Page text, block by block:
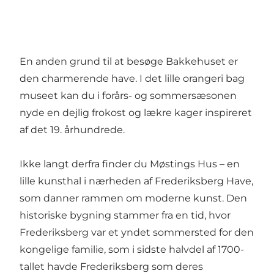
En anden grund til at besøge Bakkehuset er
den charmerende have. I det lille orangeri bag
museet kan du i forårs- og sommersæsonen
nyde en dejlig frokost og lækre kager inspireret
af det 19. århundrede.
Ikke langt derfra finder du Møstings Hus – en
lille kunsthal i nærheden af Frederiksberg Have,
som danner rammen om moderne kunst. Den
historiske bygning stammer fra en tid, hvor
Frederiksberg var et yndet sommersted for den
kongelige familie, som i sidste halvdel af 1700-
tallet havde Frederiksberg som deres